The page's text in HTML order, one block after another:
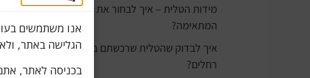
הגלישה באתר,
בכניסה לאתר,
מידות הטלית – איך לבחור את המידה
המתאימה?
איך לבדוק שהטלית שרכשתם באמת 100% צמר
רחלים?